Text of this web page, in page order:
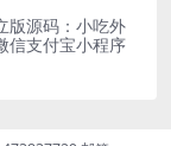
版源码：小吃外
信支付宝小程序